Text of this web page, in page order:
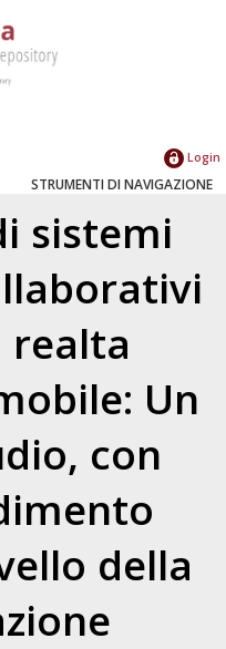
Login
STRUMENTI DI NAVIGAZIONE
sistemi
realta
Un
con
della